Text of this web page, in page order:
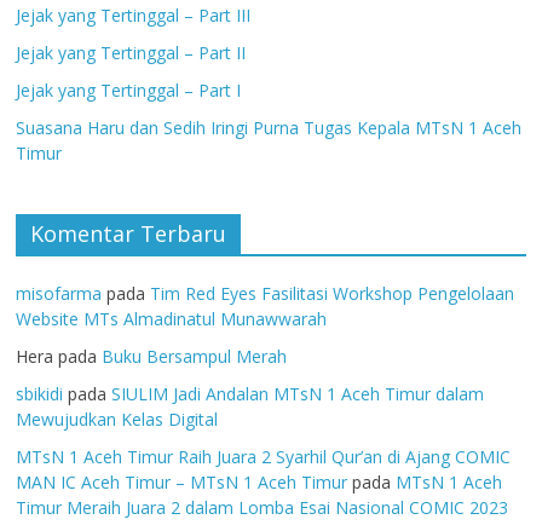
Jejak yang Tertinggal – Part III
Jejak yang Tertinggal – Part II
Jejak yang Tertinggal – Part I
Suasana Haru dan Sedih Iringi Purna Tugas Kepala MTsN 1 Aceh
Timur
Komentar Terbaru
misofarma pada Tim Red Eyes Fasilitasi Workshop Pengelolaan
Website MTs Almadinatul Munawwarah
Hera pada Buku Bersampul Merah
sbikidi padaSIULIM Jadi Andalan MTsN 1 Aceh Timur dalam
Mewujudkan Kelas Digital
MTsN 1 Aceh Timur Raih Juara 2 Syarhil Qur’an di Ajang COMIC
MAN IC Aceh Timur – MTsN 1 Aceh Timur pada MTsN 1 Aceh
Timur Meraih Juara 2 dalam Lomba Esai Nasional COMIC 2023